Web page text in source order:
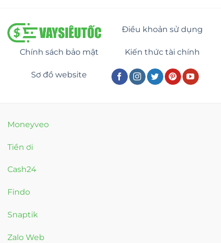
Điều khoản sử dụng
Chính sách bảo mật Kiến thức tài chính
Sơ đồ website
Moneyveo
Tiền ơi
Cash24
Findo
Snaptik
Zalo Web